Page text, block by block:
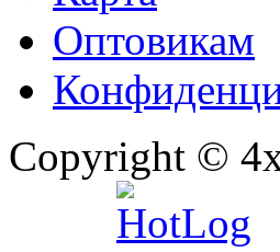
Оптовикам
Copyright ©